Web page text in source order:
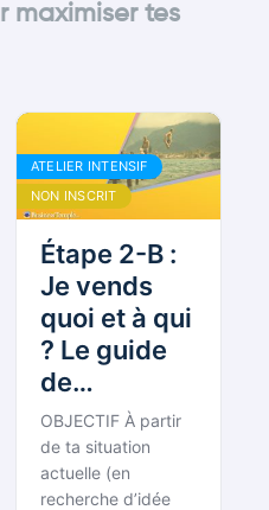
maximiser tes
ATELIER INTENSIF
NON INSCRIT
Étape 2-B :
Je vends
quoi et à qui
? Le guide
de
l’entrepreneur
bouddhiste
OBJECTIF À partir
de ta situation
actuelle (en
recherche d’idée